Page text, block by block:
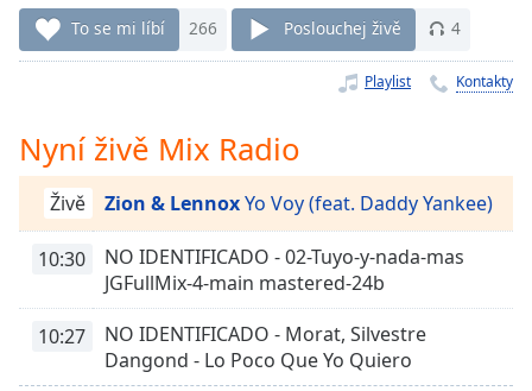
1x
Chapters
Chapters
Descriptions
descriptions
off,
selected
Subtitles
To se mi líbí 266 Poslouchej živě 4
Playlist Kontakty
Nyní živě Mix Radio
Živě Zion & LennoxYo Voy (feat. Daddy Yankee)
10:30
NO IDENTIFICADO - 02-Tuyo-y-nada-mas
JGFullMix-4-main mastered-24b
10:27
NO IDENTIFICADO - Morat, Silvestre
Dangond - Lo Poco Que Yo Quiero